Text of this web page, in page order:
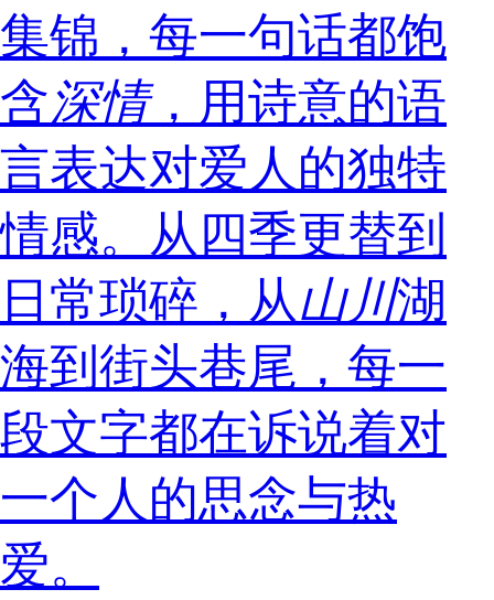
集锦，每一句话都饱
含深情，用诗意的语
言表达对爱人的独特
情感。从四季更替到
日常琐碎，从山川湖
海到街头巷尾，每一
段文字都在诉说着对
一个人的思念与热
爱。